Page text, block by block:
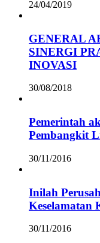
24/04/2019
GENERAL
SINERGI
INOVASI
30/08/2018
Pemerintah
Pembangkit
30/11/2016
Inilah
Keselamatan
30/11/2016